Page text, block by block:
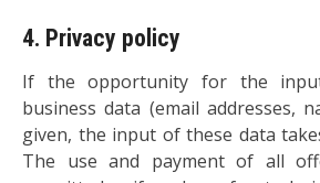
4. Privacy policy
If the opportunity for the
business data (email addresses,
given, the input of these data
The use and payment of all